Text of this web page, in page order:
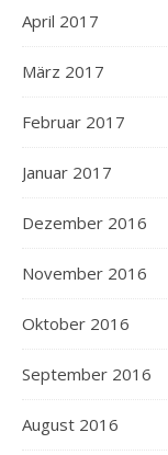
April 2017
März 2017
Februar 2017
Januar 2017
Dezember 2016
November 2016
Oktober 2016
September 2016
August 2016